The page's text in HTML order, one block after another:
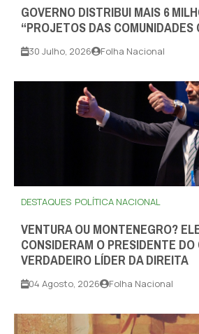
GOVERNO DISTRIBUI MAIS 6
“PROJETOS DAS COMUNIDADES
30 Julho, 2026 Folha Nacional
DESTAQUES POLÍTICA NACIONAL
VENTURA OU MONTENEGRO?
CONSIDERAM O PRESIDENTE
VERDADEIRO LÍDER DA DIREITA
04 Agosto, 2026 Folha Nacional